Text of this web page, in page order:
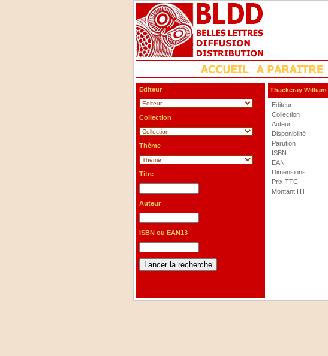
Editeur
Collection
Thème
Titre
Auteur
ISBN ou EAN13
Thackeray William
Editeur
Collection
Auteur
Disponibilité
Parution
ISBN
EAN
Dimensions
Prix TTC
Montant HT